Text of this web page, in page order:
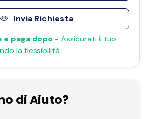
Invia Richiesta
e paga dopo - Assicurati il ​​tuo
la flessibilità
di Aiuto?